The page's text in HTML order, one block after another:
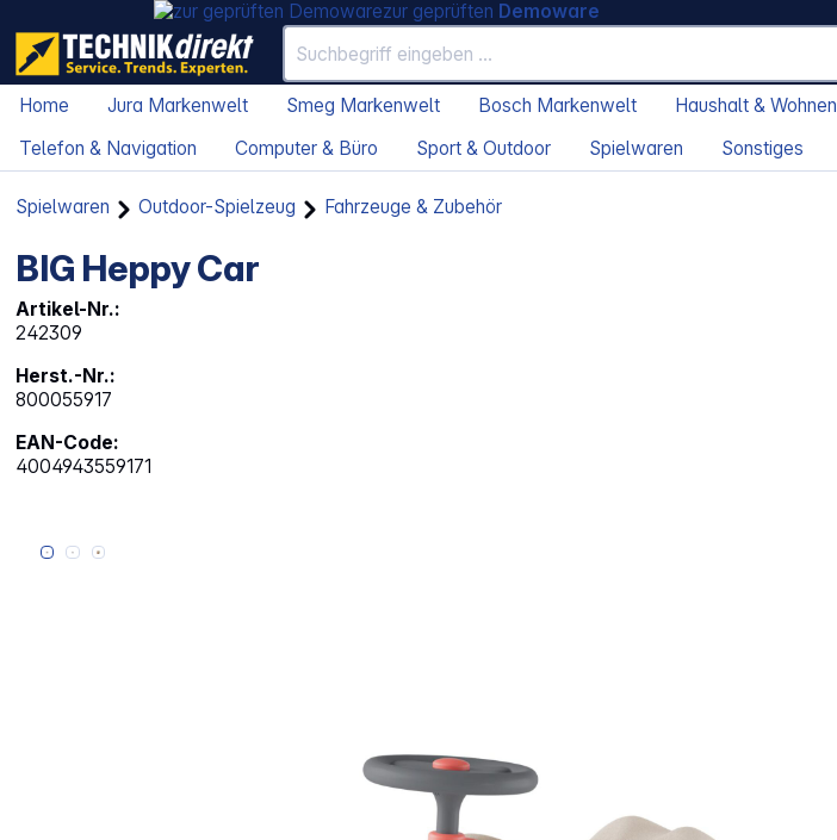
zur geprüften Demoware
Home Jura Markenwelt Smeg Markenwelt Bosch Markenwelt Haushalt & Wohnen
Telefon & Navigation
Computer & Büro Sport & Outdoor Spielwaren Sonstiges
Spielwaren Outdoor-Spielzeug Fahrzeuge & Zubehör
BIG Heppy Car
Artikel-Nr.:
242309
Herst.-Nr.:
800055917
EAN-Code:
4004943559171
Bildergalerie überspringen